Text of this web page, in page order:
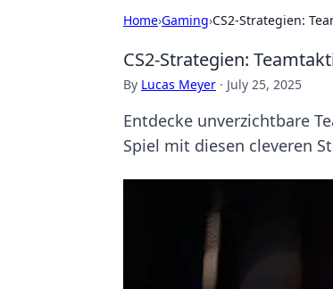
Home›Gaming›CS2-Strategien:
CS2-Strategien:
By Lucas Meyer · July 25, 2025
Entdecke unverzichtbare
Spiel mit diesen cleveren